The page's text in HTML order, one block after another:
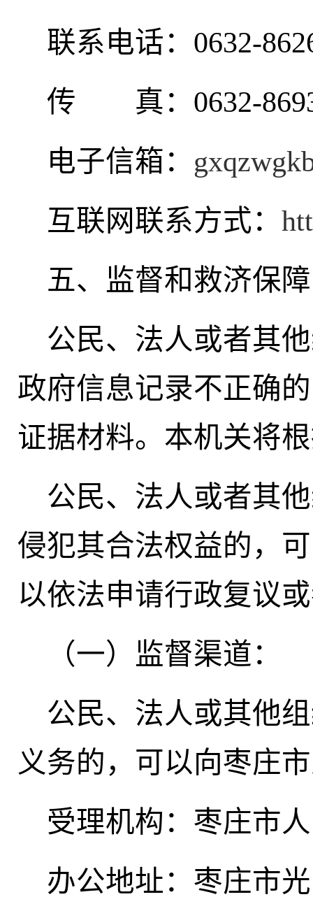
联系电话：0632-
传 真：0632-
电子信箱：
互联网联系方式：
五、监督和救济保障
公民、法人或者其
政府信息记录不正确
证据材料。本机关将
公民、法人或者其
侵犯其合法权益的，
以依法申请行政复议
（一）监督渠道：
公民、法人或其他
义务的，可以向枣庄
受理机构：枣庄市
办公地址：枣庄市